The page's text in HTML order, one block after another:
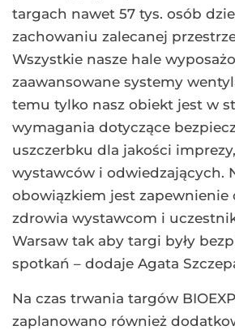
targach nawet 57 tys. osób
zachowaniu zalecanej
Wszystkie nasze hale
zaawansowane systemy
temu tylko nasz obiekt jest w
wymagania dotyczące
uszczerbku dla jakości
wystawców i odwiedzających.
obowiązkiem jest zapewnienie
zdrowia wystawcom i
Warsaw tak aby targi były
spotkań – dodaje Agata
Na czas trwania targów
zaplanowano również